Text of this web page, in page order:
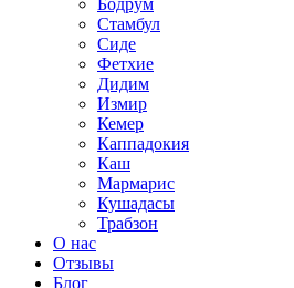
Бодрум
Стамбул
Сиде
Фетхие
Дидим
Измир
Кемер
Каппадокия
Каш
Мармарис
Кушадасы
Трабзон
О нас
Отзывы
Блог